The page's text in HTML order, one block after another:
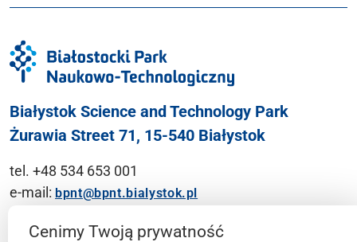
Białystok Science and Technology Park
Żurawia Street 71, 15-540 Białystok
tel. +48 534 653 001
e-mail: bpnt@bpnt.bialystok.pl
Contact
Cenimy Twoją prywatność